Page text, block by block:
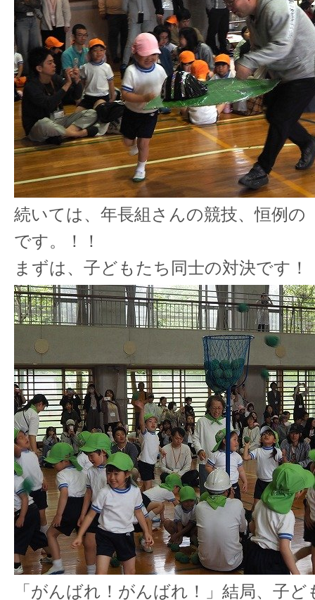
続いては、年長組さんの競技、恒例の
です。！！
まずは、子どもたち同士の対決です！
「がんばれ！がんばれ！」結局、子